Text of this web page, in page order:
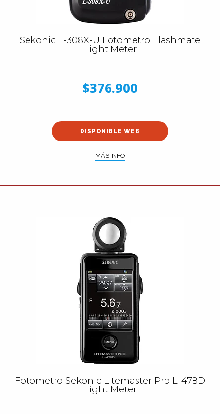
Sekonic L-308X-U Fotometro Flashmate
Light Meter
$376.900
DISPONIBLE WEB
MÁS INFO
Fotometro Sekonic Litemaster Pro L-478D
Light Meter